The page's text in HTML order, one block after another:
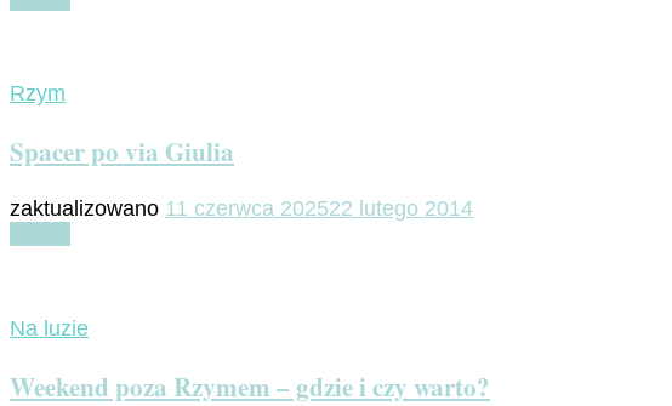
Rzym
Spacer po via Giulia
zaktualizowano 11 czerwca 202522 lutego 2014
Na luzie
Weekend poza Rzymem – gdzie i czy warto?